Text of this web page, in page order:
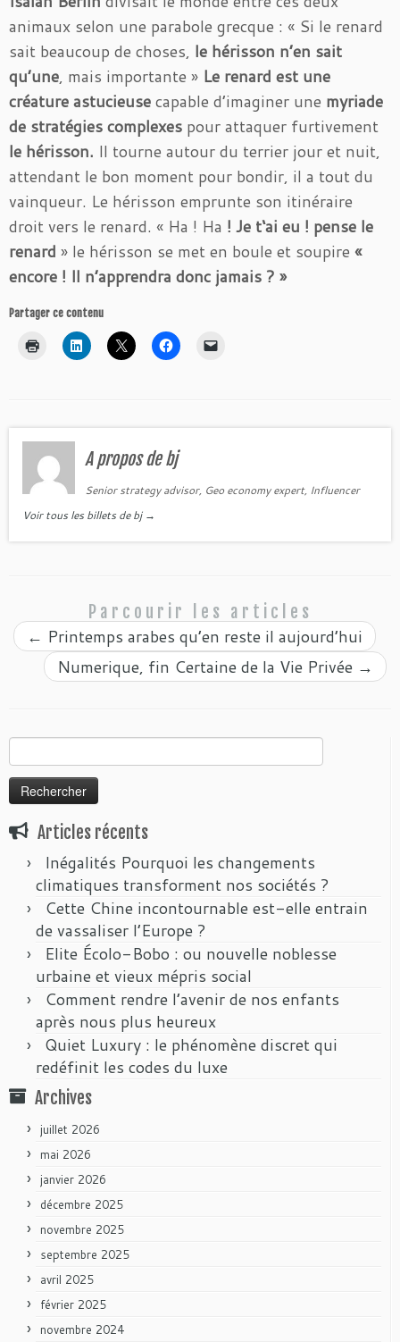
animaux selon une parabole grecque : « Si le renard
sait beaucoup de choses, le hérisson n’en sait
qu’une, mais importante » Le renard est une
créature astucieusecapable d’imaginer une myriade
de stratégies complexes pour attaquer furtivement
le hérisson. Il tourne autour du terrier jour et nuit,
attendant le bon moment pour bondir, il a tout du
vainqueur. Le hérisson emprunte son itinéraire
droit vers le renard. « Ha ! Ha ! Je t‘ai eu ! pense le
renard » le hérisson se met en boule et soupire «
encore ! Il n’apprendra donc jamais ? »
Partager ce contenu
A propos de bj
Senior strategy advisor, Geo economy expert, Influencer
Voir tous les billets de bj →
Parcourir les articles
← Printemps arabes qu’en reste il aujourd’hui
Numerique, fin Certaine de la Vie Privée →
Articles récents
Inégalités Pourquoi les changements
climatiques transforment nos sociétés ?
Cette Chine incontournable est-elle entrain
de vassaliser l’Europe ?
Elite Écolo-Bobo : ou nouvelle noblesse
urbaine et vieux mépris social
Comment rendre l’avenir de nos enfants
après nous plus heureux
Quiet Luxury : le phénomène discret qui
redéfinit les codes du luxe
Archives
juillet 2026
mai 2026
janvier 2026
décembre 2025
novembre 2025
septembre 2025
avril 2025
février 2025
novembre 2024